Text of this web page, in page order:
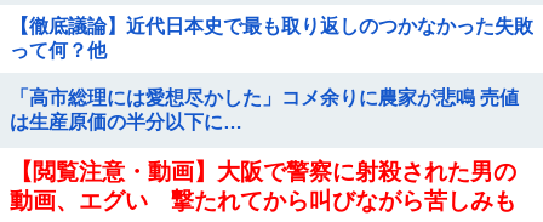
【徹底議論】近代日本史で最も取り返しのつかなかった失敗
って何？他
「高市総理には愛想尽かした」コメ余りに農家が悲鳴 売値
は生産原価の半分以下に…
【閲覧注意・動画】大阪で警察に射殺された男の
動画、エグい 撃たれてから叫びながら苦しみも